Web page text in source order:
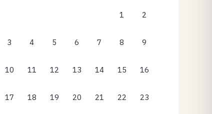
1 2
3 4 5 6 7 8 9
10 11 12 13 14 15 16
17 18 19 20 21 22 23